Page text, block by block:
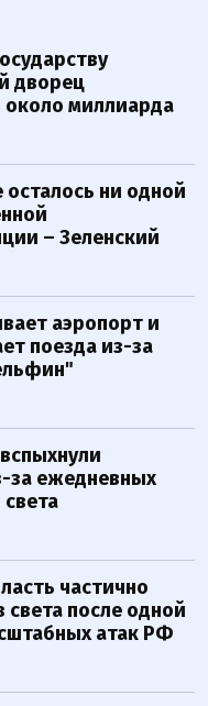
дворец
миллиарда
осталось ни одной
– Зеленский
аэропорт и
поезда из-за
за ежедневных
частично
света после одной
атак РФ